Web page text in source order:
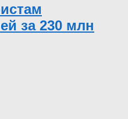
за 230 млн